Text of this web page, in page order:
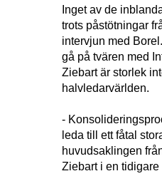
Inget av de
trots påstötningar
intervjun med
gå på tvären med
Ziebart är storlek
halvledarvärlden.
-
leda till ett fåtal
huvudsaklingen
Ziebart i en